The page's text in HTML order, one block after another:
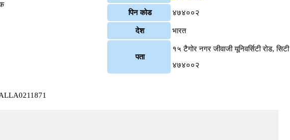
ALLA0211871
पिन कोड ४७४००२
देश भारत
पता
१५ टैगोर नगर जीवाजी यूनिवर्सिटी रोड,
४७४००२